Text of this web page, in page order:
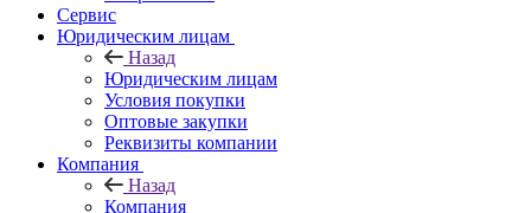
Сервис
Юридическим лицам
Назад
Юридическим лицам
Условия покупки
Оптовые закупки
Реквизиты компании
Компания
Назад
Компания